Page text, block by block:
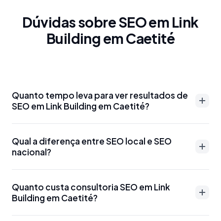
Dúvidas sobre SEO em Link
Building em Caetité
Quanto tempo leva para ver resultados de
SEO em Link Building em Caetité?
podem aparecer entre 3-6 meses para palavras-
chave menos competitivas. Para termos mais
disputados como 'advogado Link Building em
Caetité' ou 'dentista Link Building em Caetité', o
prazo pode ser de 6-12 meses. Otimizações técnicas
e Google Meu Negócio podem gerar resultados
Qual a diferença entre SEO local e SEO
nacional?
aparecer para buscas específicas da região, como
'SEO Link Building em Caetité' ou 'marketing digital
Link Building em Caetité'. Usa estratégias como
Quanto custa consultoria SEO em Link
Building em Caetité?